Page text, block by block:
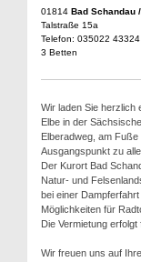
01814 Bad Schandau
Talstraße 15a
Telefon: 035022 43324
3 Betten
Wir laden Sie herzlich
Elbe in der
Elberadweg, am Fuße
Ausgangspunkt zu
Der Kurort Bad
Natur- und
bei einer
Möglichkeiten für
Die Vermietung erfolgt
Wir freuen uns auf